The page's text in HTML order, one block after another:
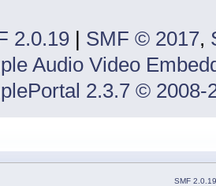
2.0.19| SMF © 2017,
Audio Video
2.3.7 © 2008-
SMF 2.0.19